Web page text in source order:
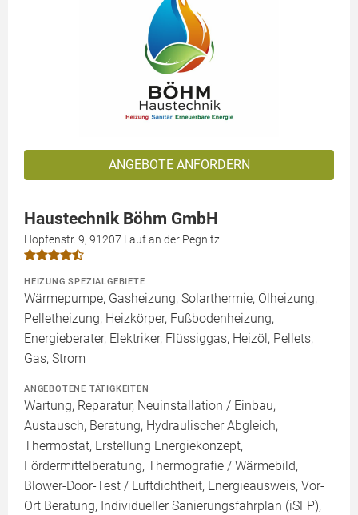
ANGEBOTE ANFORDERN
Haustechnik Böhm GmbH
Hopfenstr. 9, 91207 Lauf an der Pegnitz
HEIZUNG SPEZIALGEBIETE
Wärmepumpe, Gasheizung, Solarthermie, Ölheizung,
Pelletheizung, Heizkörper, Fußbodenheizung,
Energieberater, Elektriker, Flüssiggas, Heizöl, Pellets,
Gas, Strom
ANGEBOTENE TÄTIGKEITEN
Wartung, Reparatur, Neuinstallation / Einbau,
Austausch, Beratung, Hydraulischer Abgleich,
Thermostat, Erstellung Energiekonzept,
Fördermittelberatung, Thermografie / Wärmebild,
Blower-Door-Test / Luftdichtheit, Energieausweis, Vor-
Ort Beratung, Individueller Sanierungsfahrplan (iSFP),